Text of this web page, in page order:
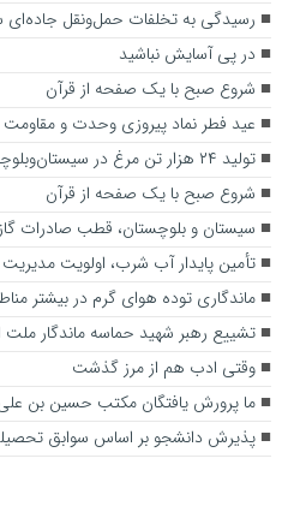
رسیدگی به تخلفات حمل‌ونقل جاده‌ای
در پی آسایش نباشید
شروع صبح با یک صفحه از قرآن
عید فطر نماد پیروزی وحدت و مقاومت
تولید ۲۴ هزار تن مرغ در سیستان‌وبلوچستان
شروع صبح با یک صفحه از قرآن
سیستان و بلوچستان، قطب صادرات
تأمین پایدار آب شرب، اولویت
ماندگاری توده هوای گرم در بیشتر
تشییع رهبر شهید حماسه ماندگار ملت
وقتی ادب هم از مرز گذشت
ما پرورش یافتگان مکتب حسین بن
پذیرش دانشجو بر اساس سوابق